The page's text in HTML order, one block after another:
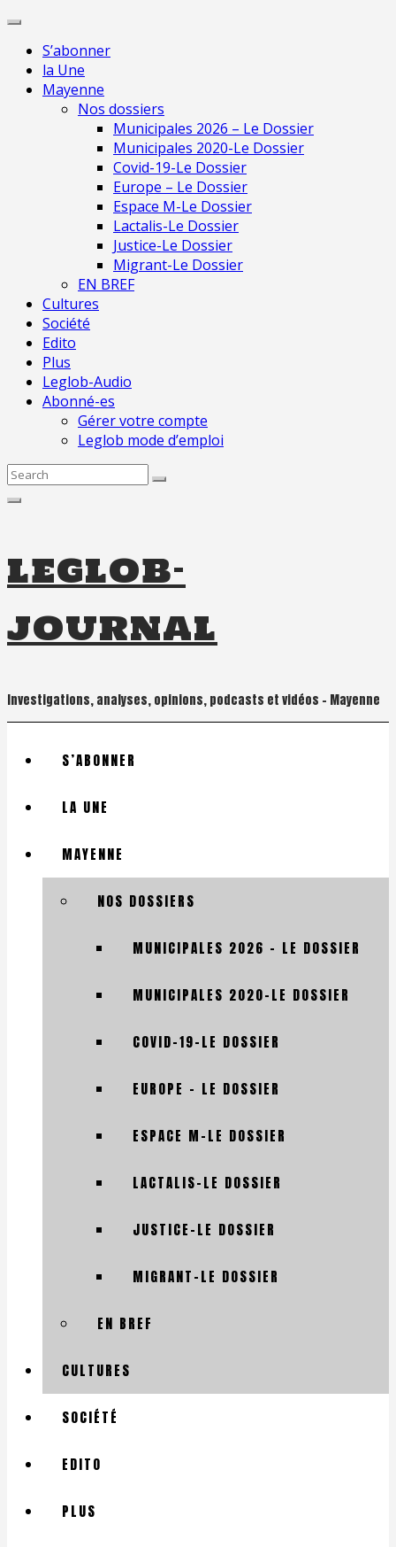
Skip
contentS’abonner
la Une
Mayenne
Nos dossiers
Municipales 2026 – Le Dossier
Municipales 2020-Le Dossier
Covid-19-Le Dossier
Europe – Le Dossier
Espace M-Le Dossier
Lactalis-Le Dossier
Justice-Le Dossier
Migrant-Le Dossier
EN BREF
Cultures
Société
Edito
Plus
Leglob-Audio
Abonné-es
Gérer votre compte
Leglob mode d’emploi
Search
leglob-
journal
Investigations, analyses, opinions, podcasts et vidéos – Mayenne
S’ABONNER
LA UNE
MAYENNE
NOS DOSSIERS
MUNICIPALES 2026 – LE DOSSIER
MUNICIPALES 2020-LE DOSSIER
COVID-19-LE DOSSIER
EUROPE – LE DOSSIER
ESPACE M-LE DOSSIER
LACTALIS-LE DOSSIER
JUSTICE-LE DOSSIER
MIGRANT-LE DOSSIER
EN BREF
CULTURES
SOCIÉTÉ
EDITO
PLUS
indépendante en
Mayenne